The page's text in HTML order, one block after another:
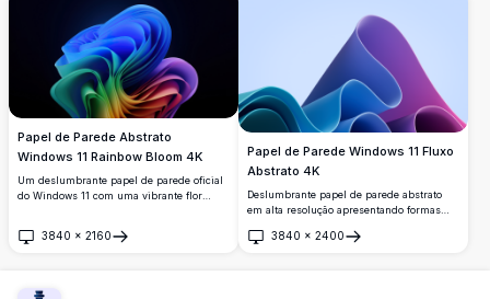
alta resolução com elementos de design
moderno e suave que capturam a essência
da estética digital contemporânea.
elegante efeito escultural 3D.
Papel de Parede Abstrato
Windows 11 Rainbow Bloom 4K
Um deslumbrante papel de parede oficial
do Windows 11 com uma vibrante flor
amarelo, vermelho e roxo sobre um fundo
3840 × 2160
Abrir
Papel de Parede Windows 11 Fluxo
Abstrato 4K
Deslumbrante papel de parede abstrato
em alta resolução apresentando formas
vibrantes de azul, roxo e turquesa.
3840 × 2400
Abrir